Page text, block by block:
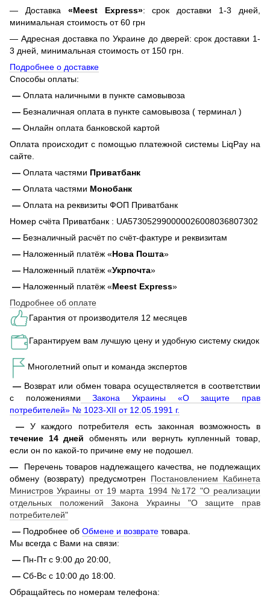
— Доставка «Meest Express»: срок доставки 1-3 дней,
минимальная стоимость от 60 грн
— Адресная доставка по Украине до дверей: срок доставки 1-
3 дней, минимальная стоимость от 150 грн.
Подробнее о доставке
Способы оплаты:
— Оплата наличными в пункте самовывоза
— Безналичная оплата в пункте самовывоза ( терминал )
— Онлайн оплата банковской картой
Оплата происходит с помощью платежной системы LiqPay на
сайте.
— Оплата частями Приватбанк
— Оплата частями Монобанк
— Оплата на реквизиты ФОП Приватбанк
Номер счёта Приватбанк : UA573052990000026008036807302
— Безналичный расчёт по счёт-фактуре и реквизитам
— Наложенный платёж «Нова Пошта»
— Наложенный платёж «Укрпочта»
— Наложенный платёж «Meest Express»
Подробнее об оплате
Гарантия от производителя 12 месяцев
Гарантируем вам лучшую цену и удобную систему скидок
Многолетний опыт и команда экспертов
— Возврат или обмен товара осуществляется в соответствии
с положениями Закона Украины «О защите прав
потребителей» № 1023-XII от 12.05.1991 г.
— У каждого потребителя есть законная возможность в
течение 14 дней обменять или вернуть купленный товар,
если он по какой-то причине ему не подошел.
—
Перечень товаров надлежащего качества, не подлежащих
обмену (возврату) предусмотрен Постановлением Кабинета
Министров Украины от 19 марта 1994 №172 "О реализации
отдельных положений Закона Украины "О защите прав
потребителей"
— Подробнее об Обмене и возврате товара.
Мы всегда с Вами на связи:
— Пн-Пт с 9:00 до 20:00,
— Сб-Вс с 10:00 до 18:00.
Обращайтесь по номерам телефона: